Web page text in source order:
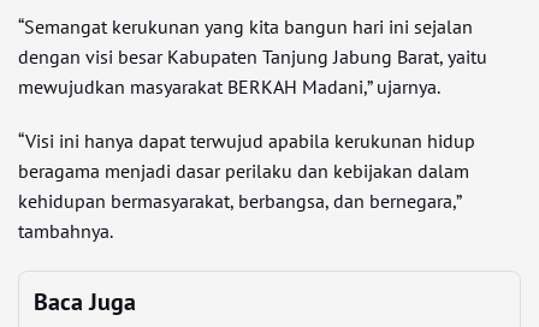
“Semangat kerukunan yang kita bangun hari ini sejalan
dengan visi besar Kabupaten Tanjung Jabung Barat, yaitu
mewujudkan masyarakat BERKAH Madani,” ujarnya.
“Visi ini hanya dapat terwujud apabila kerukunan hidup
beragama menjadi dasar perilaku dan kebijakan dalam
kehidupan bermasyarakat, berbangsa, dan bernegara,”
tambahnya.
Baca Juga